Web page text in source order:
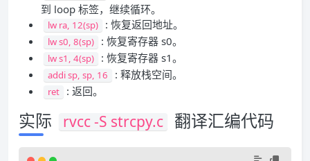
到 loop 标签，继续循环。
lw ra, 12(sp) : 恢复返回地址。
lw s0, 8(sp) : 恢复寄存器 s0。
lw s1, 4(sp) : 恢复寄存器 s1。
addi sp, sp, 16 : 释放栈空间。
ret : 返回。
实际 rvcc -S strcpy.c 翻译汇编代码